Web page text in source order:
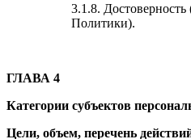
3.1.8.
Политики).
ГЛАВА 4
Категории субъектов
Цели, объем, перечень